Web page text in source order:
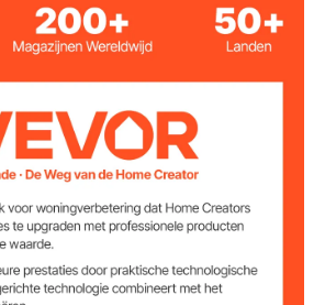
88
5.0
Interface-typen
Sustainpedaalaansluiting
van 1/4 inch (3,5 mm),